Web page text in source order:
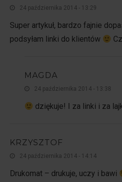
24 października 2014 - 13:29
Super artykuł, bardzo fajnie
podsyłam linki do klientów
MAGDA
24 października 2014 - 13:38
dziękuje! I za linki i za
KRZYSZTOF
24 października 2014 - 14:14
Drukomat – drukuje, uczy i bawi